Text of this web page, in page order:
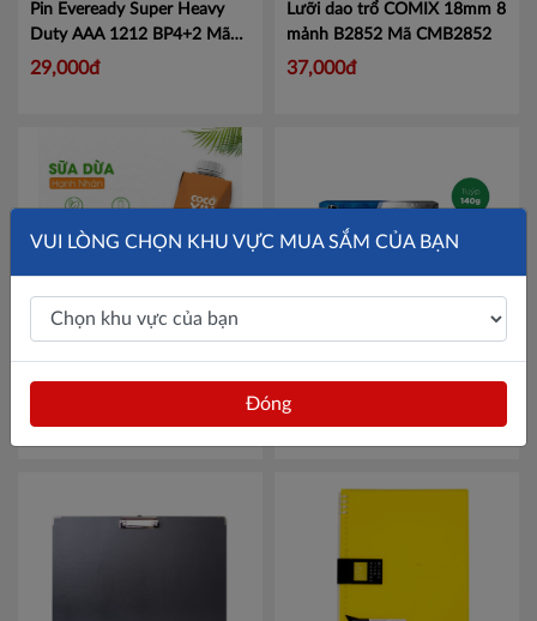
Pin Eveready Super Heavy
Duty AAA 1212 BP4+2 Mã
100628874
29,000đ
Lưỡi dao trổ COMIX 18mm 8
mảnh B2852 Mã CMB2852
37,000đ
Cocoxim hạnh nhân 330ml
Darlie Charcoal trắng sáng
140g
79,000đ
VUI LÒNG CHỌN KHU VỰC MUA SẮM CỦA BẠN
Đóng